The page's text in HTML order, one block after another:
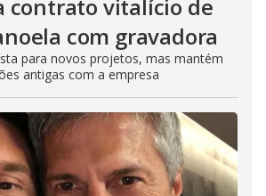
contrato vitalício de
com gravadora
para novos projetos, mas mantém
antigas com a empresa